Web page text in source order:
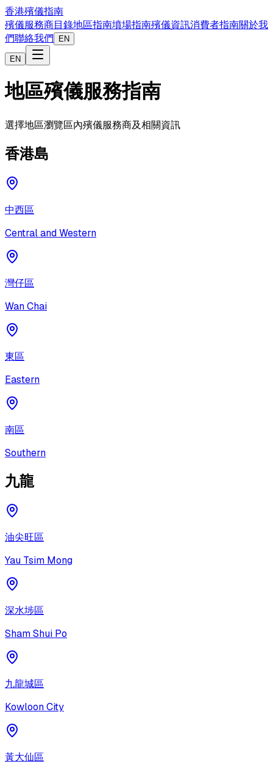
香港殯儀指南
殯儀服務商目錄地區指南墳場指南殯儀資訊消費者指南關於我
們聯絡我們 EN
EN
地區殯儀服務指南
選擇地區瀏覽區內殯儀服務商及相關資訊
香港島
中西區
Central and Western
灣仔區
Wan Chai
東區
Eastern
南區
Southern
九龍
油尖旺區
Yau Tsim Mong
深水埗區
Sham Shui Po
九龍城區
Kowloon City
黃大仙區